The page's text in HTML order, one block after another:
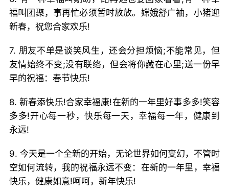
福叫团聚，事再忙必须暂时放放。嫦娥舒广袖，小猪迎
新春，祝您合家欢乐!
7. 朋友不单是谈笑风生，还会分担烦恼;不能常见，但
友情始终不变;没有联络，但会将你藏在心里;送一份早
早的祝福：春节快乐!
8. 新春添快乐!合家幸福康!在新的一年里好事多多!笑容
多多!开心每一秒，快乐每一天，幸福每一年，健康到
永远!
9. 今天是一个全新的开始，无论世界如何变幻，不管时
空如何流转，我的祝福永远不变：在新的一年里，幸福
快乐，健康如意!呵呵，新年快乐!